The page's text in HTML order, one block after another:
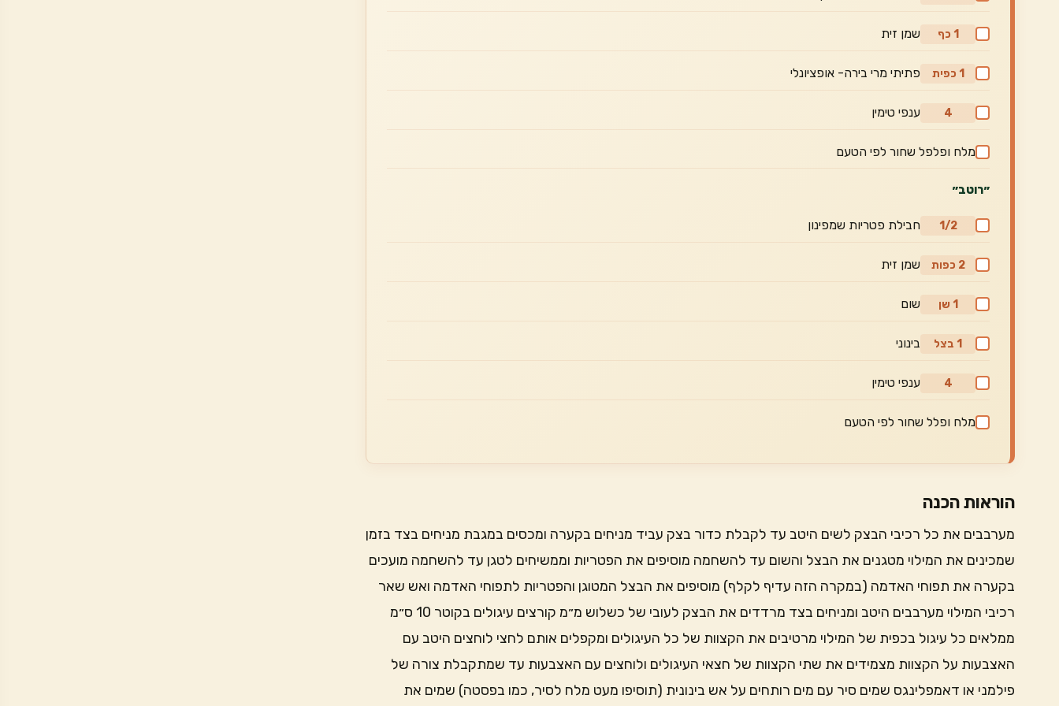
1 כף שמן זית
1 כפית פתיתי מרי בירה- אופציונלי
4 ענפי טימין
מלח ופלפל שחור לפי הטעם
״רוטב״
1/2 חבילת פטריות שמפינון
2 כפות שמן זית
1 שן שום
1 בצל בינוני
4 ענפי טימין
מלח ופלל שחור לפי הטעם
הוראות הכנה
מערבבים את כל רכיבי הבצק לשים היטב עד לקבלת כדור בצק עביד מניחים בקערה ומכסים במגבת מניחים בצד בזמן
שמכינים את המילוי מטגנים את הבצל והשום עד להשחמה מוסיפים את הפטריות וממשיחים לטגן עד להשחמה מועכים
בקערה את תפוחי האדמה (במקרה הזה עדיף לקלף) מוסיפים את הבצל המטוגן והפטריות לתפוחי האדמה ואש שאר
רכיבי המילוי מערבבים היטב ומניחים בצד מרדדים את הבצק לעובי של כשלוש מ״מ קורצים עיגולים בקוטר 10 ס״מ
ממלאים כל עיגול בכפית של המילוי מרטיבים את הקצוות של כל העיגולים ומקפלים אותם לחצי לוחצים היטב עם
האצבעות על הקצוות מצמידים את שתי הקצוות של חצאי העיגולים ולוחצים עם האצבעות עד שמתקבלת צורה של
פילמני או דאמפלינגס שמים סיר עם מים רותחים על אש בינונית (תוסיפו מעט מלח לסיר, כמו בפסטה) שמים את